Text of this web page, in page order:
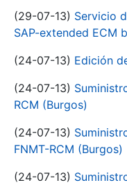
(29-07-13) Servicio
SAP-extended ECM
(24-07-13) Edición
(24-07-13)
RCM (Burgos)
(24-07-13)
FNMT-RCM (Burgos)
(24-07-13)